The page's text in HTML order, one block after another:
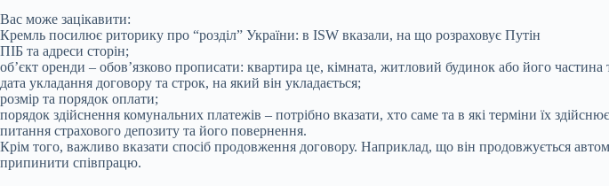
Вас може зацікавити:
Кремль посилює риторику про “розділ” України: в ISW вказали, на що розраховує Путін
ПІБ та адреси сторін;
об’єкт оренди – обов’язково прописати: квартира це, кімната, житловий будинок або його частина
дата укладання договору та строк, на який він укладається;
розмір та порядок оплати;
порядок здійснення комунальних платежів – потрібно вказати, хто саме та в які терміни їх
питання страхового депозиту та його повернення.
Крім того, важливо вказати спосіб продовження договору. Наприклад, що він продовжується
припинити співпрацю.